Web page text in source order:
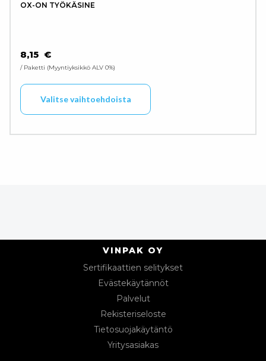
OX-ON TYÖKÄSINE
8,15 €
/ Paketti Myyntiyksikkö ALV 0%
Valitse vaihtoehdoista
VINPAK OY
Sertifikaattien selitykset
Evästekäytännöt
Palvelut
Rekisteriseloste
Tietosuojakäytäntö
Yritysasiakas